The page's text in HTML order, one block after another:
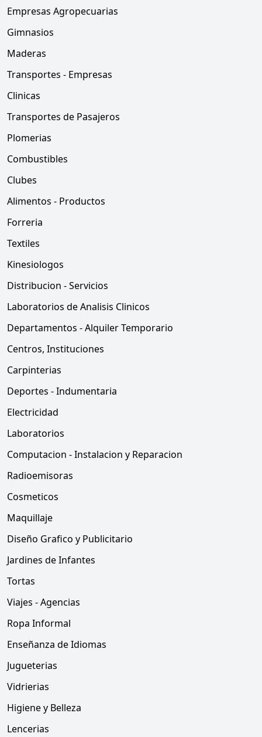
Empresas Agropecuarias
Gimnasios
Maderas
Transportes - Empresas
Clinicas
Transportes de Pasajeros
Plomerias
Combustibles
Clubes
Alimentos - Productos
Forreria
Textiles
Kinesiologos
Distribucion - Servicios
Laboratorios de Analisis Clinicos
Departamentos - Alquiler Temporario
Centros, Instituciones
Carpinterias
Deportes - Indumentaria
Electricidad
Laboratorios
Computacion - Instalacion y Reparacion
Radioemisoras
Cosmeticos
Maquillaje
Diseño Grafico y Publicitario
Jardines de Infantes
Tortas
Viajes - Agencias
Ropa Informal
Enseñanza de Idiomas
Jugueterias
Vidrierias
Higiene y Belleza
Lencerias